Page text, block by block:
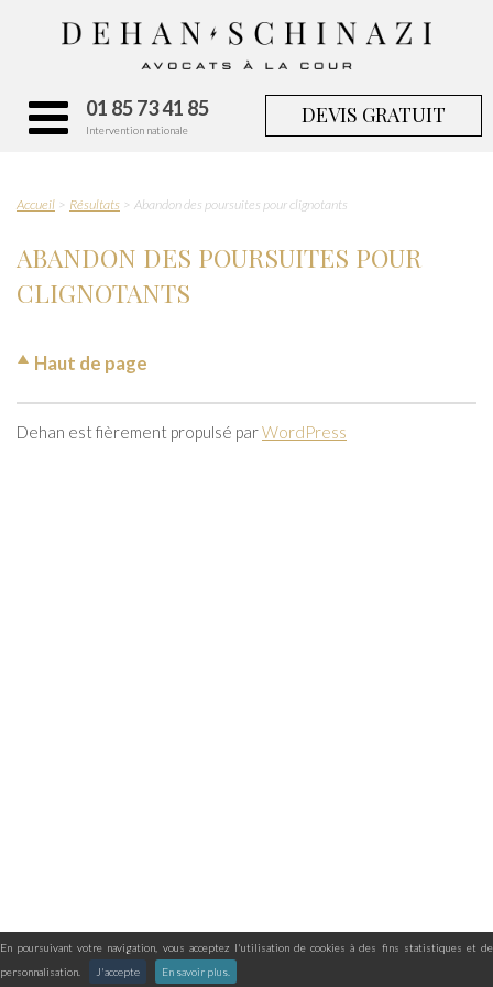
En poursuivant votre navigation, vous acceptez l'utilisation de cookies à des fins statistiques et de
personnalisation.
J'accepte En savoir plus.
01 85 73 41 85
Intervention nationale
DEVIS GRATUIT
Accueil Résultats Abandon des poursuites pour clignotants
ABANDON DES POURSUITES POUR
CLIGNOTANTS
Haut de page
Dehan est fièrement propulsé parWordPress